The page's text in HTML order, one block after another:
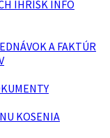
IHRÍSK INFO
A FAKTÚR
KOSENIA